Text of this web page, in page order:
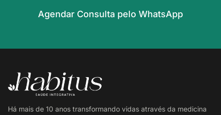
Agendar Consulta pelo WhatsApp
Há mais de 10 anos transformando vidas através da medicina